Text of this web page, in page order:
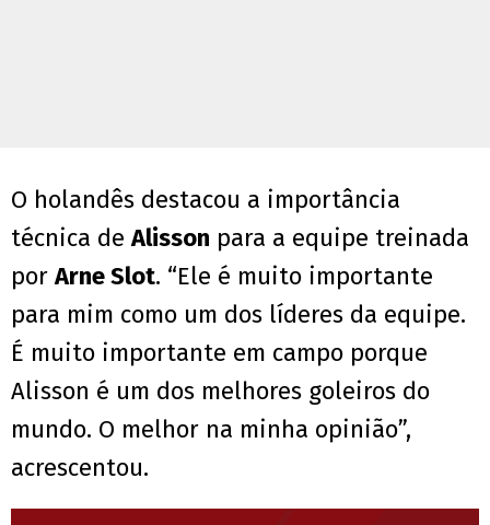
O holandês destacou a importância
técnica deAlisson para a equipe treinada
porArne Slot. “Ele é muito importante
para mim como um dos líderes da equipe.
É muito importante em campo porque
Alisson é um dos melhores goleiros do
mundo. O melhor na minha opinião”,
acrescentou.